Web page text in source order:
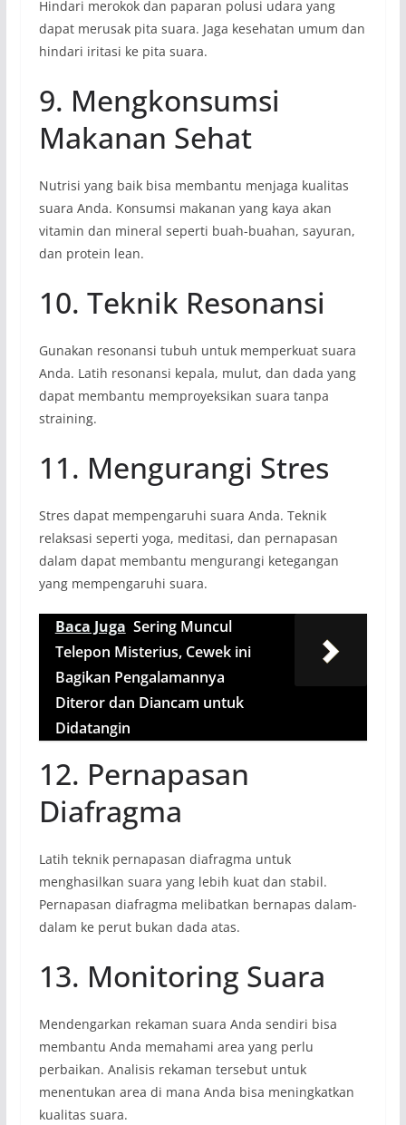
Hindari merokok dan paparan polusi udara yang
dapat merusak pita suara. Jaga kesehatan umum dan
hindari iritasi ke pita suara.
9. Mengkonsumsi
Makanan Sehat
Nutrisi yang baik bisa membantu menjaga kualitas
suara Anda. Konsumsi makanan yang kaya akan
vitamin dan mineral seperti buah-buahan, sayuran,
dan protein lean.
10. Teknik Resonansi
Gunakan resonansi tubuh untuk memperkuat suara
Anda. Latih resonansi kepala, mulut, dan dada yang
dapat membantu memproyeksikan suara tanpa
straining.
11. Mengurangi Stres
Stres dapat mempengaruhi suara Anda. Teknik
relaksasi seperti yoga, meditasi, dan pernapasan
dalam dapat membantu mengurangi ketegangan
yang mempengaruhi suara.
Baca Juga Sering Muncul
Telepon Misterius, Cewek ini
Bagikan Pengalamannya
Diteror dan Diancam untuk
Didatangin
12. Pernapasan
Diafragma
Latih teknik pernapasan diafragma untuk
menghasilkan suara yang lebih kuat dan stabil.
Pernapasan diafragma melibatkan bernapas dalam-
dalam ke perut bukan dada atas.
13. Monitoring Suara
Mendengarkan rekaman suara Anda sendiri bisa
membantu Anda memahami area yang perlu
perbaikan. Analisis rekaman tersebut untuk
menentukan area di mana Anda bisa meningkatkan
kualitas suara.